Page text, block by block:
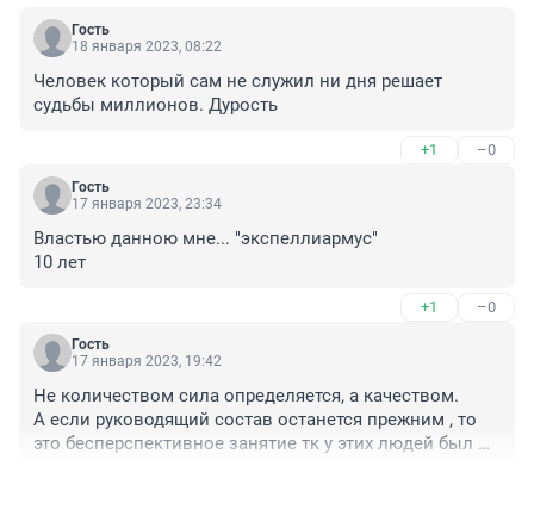
Гость
18 января 2023, 08:22
Человек который сам не служил ни дня решает
судьбы миллионов. Дурость
+1 –0
Гость
17 января 2023, 23:34
Властью данною мне... "экспеллиармус"
10 лет
+1 –0
Гость
17 января 2023, 19:42
Не количеством сила определяется, а качеством.
А если руководящий состав останется прежним , то
это бесперспективное занятие тк у этих людей был